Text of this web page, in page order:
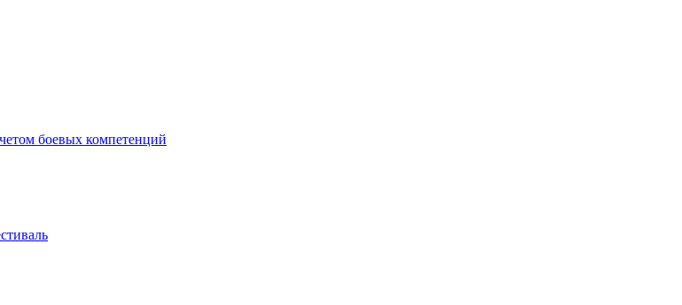
боевых компетенций